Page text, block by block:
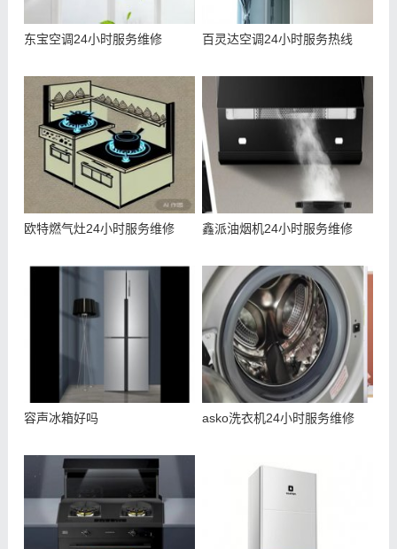
东宝空调24小时服务维修 百灵达空调24小时服务热线
欧特燃气灶24小时服务维修 鑫派油烟机24小时服务维修
容声冰箱好吗 asko洗衣机24小时服务维修